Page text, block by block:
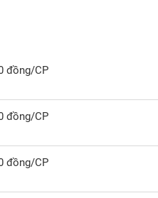
đồng/CP
đồng/CP
đồng/CP